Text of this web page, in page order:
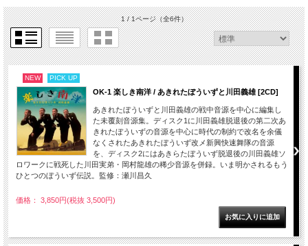
1 / 1ページ（全6件）
NEW PICK UP
OK-1 楽しき南洋 / あきれたぼういずと川田義雄 [2CD]
あきれたぼういずと川田義雄の戦中音源を中心に編集し
た未覆刻音源集。ディスク1に川田義雄脱退後の第二次あ
きれたぼういずの音源を中心に時代の制約で改名を余儀
なくされたあきれたぼういず改メ新興快速舞隊の音源
を、ディスク2にはあきらたぼういず脱退後の川田義雄ソ
ロワークに戦死した川田実弟・岡村龍雄の稀少音源を併録。いま明かされるもう
ひとつのぼういず伝説。監修：瀬川昌久
価格： 3,850円(税抜 3,500円)